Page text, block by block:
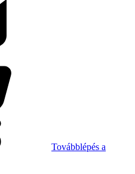
Továbblépés a